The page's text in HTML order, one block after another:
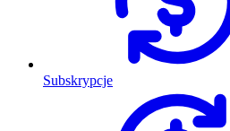
Subskrypcje